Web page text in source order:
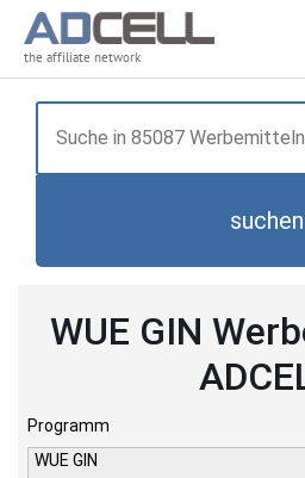
the affiliate network
suchen
WUE GIN
Programm
WUE GIN